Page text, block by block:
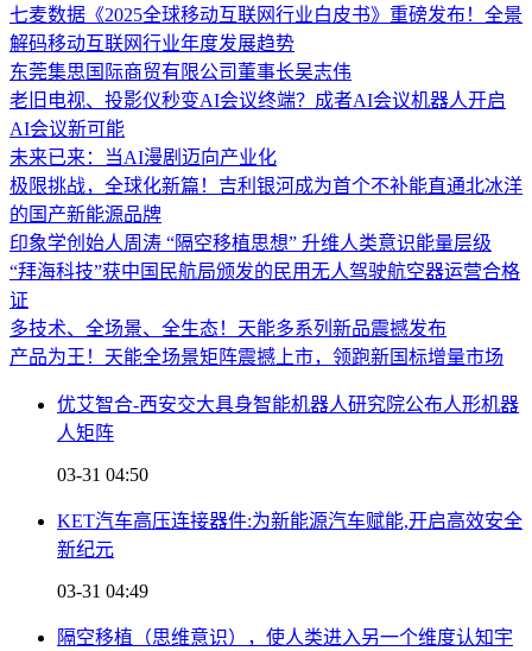
七麦数据《2025全球移动互联网行业白皮书》重磅发布！全景
解码移动互联网行业年度发展趋势
东莞集思国际商贸有限公司董事长吴志伟
老旧电视、投影仪秒变AI会议终端？成者AI会议机器人开启
AI会议新可能
未来已来：当AI漫剧迈向产业化
极限挑战，全球化新篇！吉利银河成为首个不补能直通北冰洋
的国产新能源品牌
印象学创始人周涛 “隔空移植思想” 升维人类意识能量层级
“拜海科技”获中国民航局颁发的民用无人驾驶航空器运营合格
证
多技术、全场景、全生态！天能多系列新品震撼发布
产品为王！天能全场景矩阵震撼上市，领跑新国标增量市场
优艾智合-西安交大具身智能机器人研究院公布人形机器
人矩阵
03-31 04:50
KET汽车高压连接器件:为新能源汽车赋能,开启高效安全
新纪元
03-31 04:49
隔空移植（思维意识），使人类进入另一个维度认知宇